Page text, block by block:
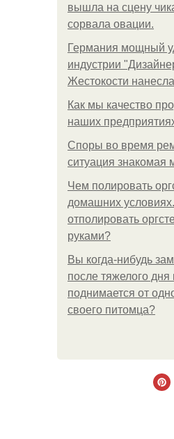
вышла на сцену
сорвала овации.
Германия мощный
индустрии
Жестокости
Как мы качество
наших
Споры во время
ситуация знакомая
Чем полировать
домашних
отполировать
руками?
Вы когда-нибудь
после тяжелого дня
поднимается от
своего питомца?